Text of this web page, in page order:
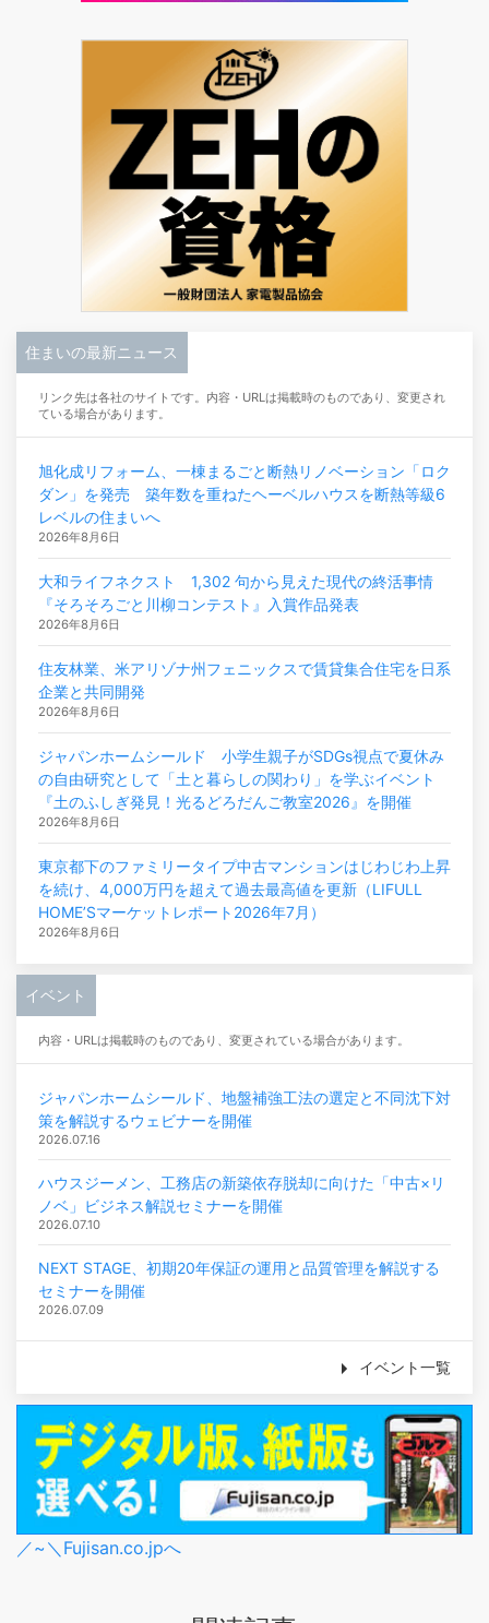
住まいの最新ニュース
リンク先は各社のサイトです。内容・URLは掲載時のものであり、変更され
ている場合があります。
旭化成リフォーム、一棟まるごと断熱リノベーション「ロク
ダン」を発売 築年数を重ねたヘーベルハウスを断熱等級6
レベルの住まいへ
2026年8月6日
大和ライフネクスト 1,302 句から見えた現代の終活事情
『そろそろごと川柳コンテスト』入賞作品発表
2026年8月6日
住友林業、米アリゾナ州フェニックスで賃貸集合住宅を日系
企業と共同開発
2026年8月6日
ジャパンホームシールド 小学生親子がSDGs視点で夏休み
の自由研究として「土と暮らしの関わり」を学ぶイベント
『土のふしぎ発見！光るどろだんご教室2026』を開催
2026年8月6日
東京都下のファミリータイプ中古マンションはじわじわ上昇
を続け、4,000万円を超えて過去最高値を更新（LIFULL
HOME’Sマーケットレポート2026年7月）
2026年8月6日
イベント
内容・URLは掲載時のものであり、変更されている場合があります。
ジャパンホームシールド、地盤補強工法の選定と不同沈下対
策を解説するウェビナーを開催
2026.07.16
ハウスジーメン、工務店の新築依存脱却に向けた「中古×リ
ノベ」ビジネス解説セミナーを開催
2026.07.10
NEXT STAGE、初期20年保証の運用と品質管理を解説する
セミナーを開催
2026.07.09
イベント一覧
／~＼Fujisan.co.jpへ